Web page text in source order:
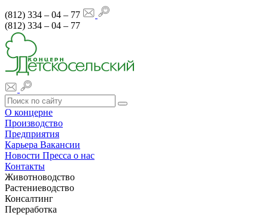
(812) 334 – 04 – 77
(812) 334 – 04 – 77
О концерне
Производство
Предприятия
Карьера Вакансии
Новости Пресса о нас
Контакты
Животноводство
Растениеводство
Консалтинг
Переработка